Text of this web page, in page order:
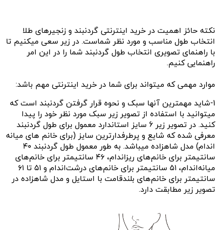
نکته حائز اهمیت در خرید اینترنتی گردنبند و زنجیرهای طلا
انتخاب طول مناسب و مورد نظر شماست. در زیر سعی میکنیم تا
با راهنمای تصویری انتخاب طول گردنبند شما را در این امر
راهنمایی کنیم.
موارد مهمی که میتواند برای شما در خرید اینترنتی مهم باشد:
1-شاید مهمترین آنها سبک و نحوه قرار گرفتن گردنبند است که
میتوانید با استفاده از تصویر زیر سبک مورد نظر خود را پیدا
کنید. در تصویر زیر 6 سایز استاندارد معمول برای طول گردنبند
معرفی شده که شایع و پرطرفدارترین سایز (برای خانم های میانه
اندام) مدل شاهزاده میباشد. به طور معمول
طول گردنبند ۴۰
سانتیمتر برای خانم‌های ریزاندام، ۴۶ سانتیمتر برای خانم‌های
میانه‌اندام، ۵۱ سانتیمتر برای خانم‌های درشت‌اندام و ۵۱ تا ۶۱
سانتیمتر برای خانم‌های بلندقامت با استایل و مدل شاهزاده در
تصویر زیر مطابقت دارد.